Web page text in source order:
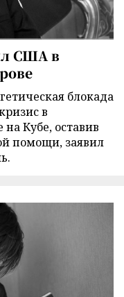
США в
блокада
в
Кубе, оставив
помощи, заявил